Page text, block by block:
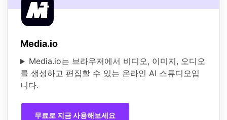
Media.io
Media.io는 브라우저에서 비디오, 이미지, 오디오
를 생성하고 편집할 수 있는 온라인 AI 스튜디오입
니다.
무료로 지금 사용해보세요